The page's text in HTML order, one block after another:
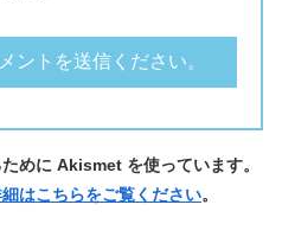
めに Akismet を使っています。
はこちらをご覧ください。